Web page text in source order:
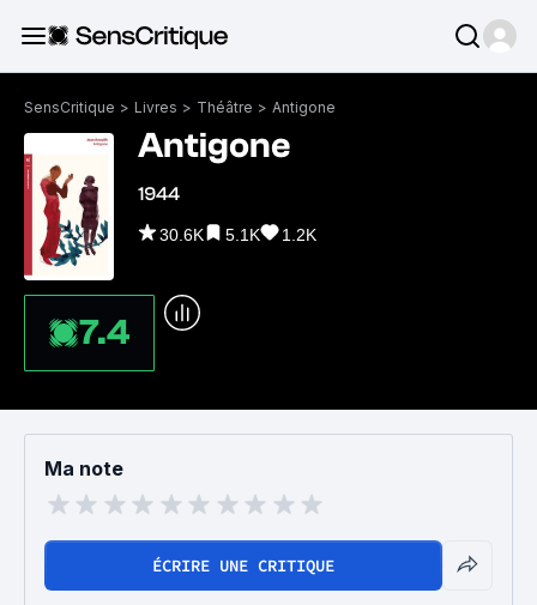
SensCritique > Livres > Théâtre > Antigone
Antigone
1944
30.6K 5.1K 1.2K
7.4
Ma note
ÉCRIRE UNE CRITIQUE